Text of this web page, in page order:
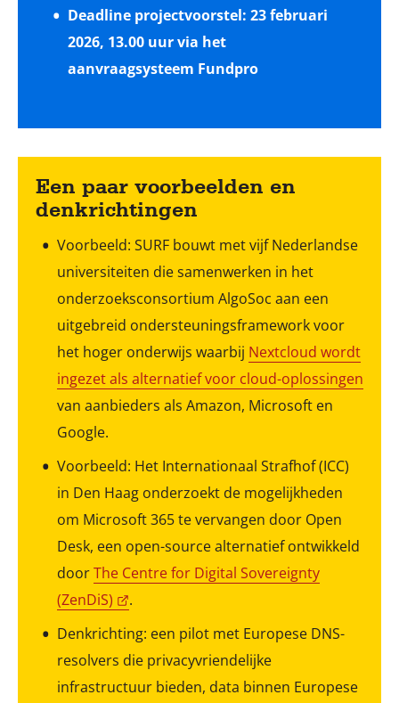
Deadline projectvoorstel: 23 februari
2026, 13.00 uur via het
aanvraagsysteem Fundpro
Een paar voorbeelden en
denkrichtingen
Voorbeeld: SURF bouwt met vijf Nederlandse
universiteiten die samenwerken in het
onderzoeksconsortium AlgoSoc aan een
uitgebreid ondersteuningsframework voor
het hoger onderwijs waarbij Nextcloud wordt
ingezet als alternatief voor cloud-oplossingen
van aanbieders als Amazon, Microsoft en
Google.
Voorbeeld: Het Internationaal Strafhof (ICC)
in Den Haag onderzoekt de mogelijkheden
om Microsoft 365 te vervangen door Open
Desk, een open-source alternatief ontwikkeld
doorThe Centre for Digital Sovereignty
(ZenDiS)
.
Denkrichting: een pilot met Europese DNS-
resolvers die privacyvriendelijke
infrastructuur bieden, data binnen Europese